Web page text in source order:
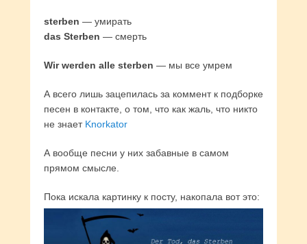
sterben — умирать
das Sterben — смерть
Wir werden alle sterben — мы все умрем
А всего лишь зацепилась за коммент к подборке
песен в контакте, о том, что как жаль, что никто
не знает Knorkator
А вообще песни у них забавные в самом
прямом смысле.
Пока искала картинку к посту, накопала вот это: